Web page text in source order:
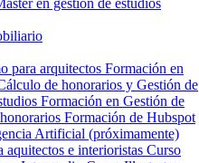
para arquitectos Formación en
de honorarios y Gestión de
Formación en Gestión de
Formación de Hubspot
Artificial (próximamente)
aquitectos e interioristas Curso